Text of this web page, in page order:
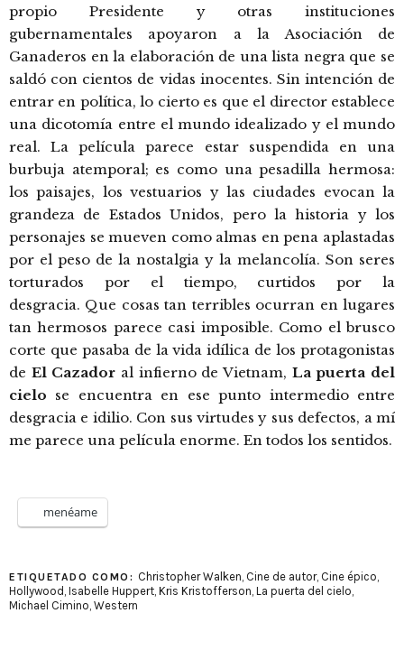
propio Presidente y otras instituciones
gubernamentales apoyaron a la Asociación de
Ganaderos en la elaboración de una lista negra que se
saldó con cientos de vidas inocentes. Sin intención de
entrar en política, lo cierto es que el director establece
una dicotomía entre el mundo idealizado y el mundo
real. La película parece estar suspendida en una
burbuja atemporal; es como una pesadilla hermosa:
los paisajes, los vestuarios y las ciudades evocan la
grandeza de Estados Unidos, pero la historia y los
personajes se mueven como almas en pena aplastadas
por el peso de la nostalgia y la melancolía. Son seres
torturados por el tiempo, curtidos por la
desgracia. Que cosas tan terribles ocurran en lugares
tan hermosos parece casi imposible. Como el brusco
corte que pasaba de la vida idílica de los protagonistas
de El Cazador al infierno de Vietnam, La puerta del
cielo se encuentra en ese punto intermedio entre
desgracia e idilio. Con sus virtudes y sus defectos, a mí
me parece una película enorme. En todos los sentidos.
menéame
ETIQUETADO COMO: Christopher Walken, Cine de autor, Cine épico,
Hollywood , Isabelle Huppert, Kris Kristofferson, La puerta del cielo,
Michael Cimino, Western